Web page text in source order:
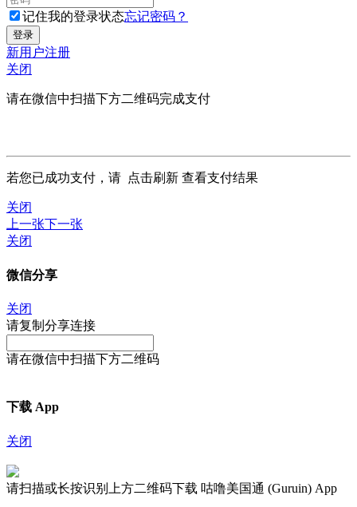
记住我的登录状态忘记密码？
新用户注册
关闭
请在微信中扫描下方二维码完成支付
若您已成功支付，请 点击刷新 查看支付结果
关闭
上一张下一张
关闭
微信分享
关闭
请复制分享连接
请在微信中扫描下方二维码
下载 App
关闭
请扫描或长按识别上方二维码下载 咕噜美国通 (Guruin) App